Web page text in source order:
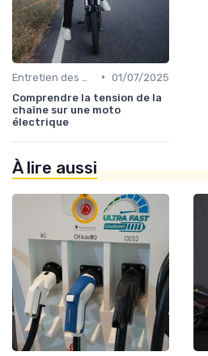
• 01/07/2025
Comprendre la tension de la
chaîne sur une moto
électrique
À lire aussi